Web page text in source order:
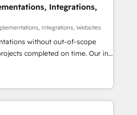
to drive revenue efficiency. 🔹
HubSpot with your tech stack
Build
and configurations. We are
security and compliance. At
revenue teams focus on the
Integrations,
Integrations, Websites
without out-of-scope
completed on time. Our in-
CRM architects, experts,
and marketers handles all
clients ✨
from 15+ different CRMs